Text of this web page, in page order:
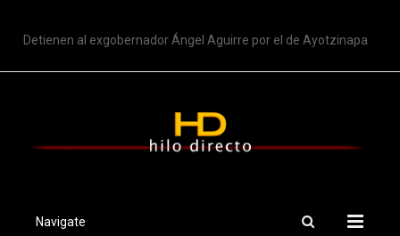
Detienen al exgobernador Ángel Aguirre por el de Ayotzinapa
Navigate